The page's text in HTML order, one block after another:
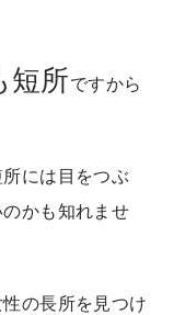
短所ですから
には目をつぶ
かも知れませ
の長所を見つけ